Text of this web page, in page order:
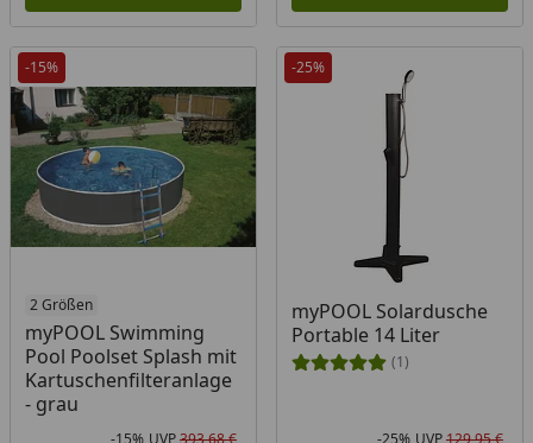
-15%
2 Größen
myPOOL Swimming
Pool Poolset Splash mit
Kartuschenfilteranlage
- grau
-25%
myPOOL Solardusche
Portable 14 Liter
(1)